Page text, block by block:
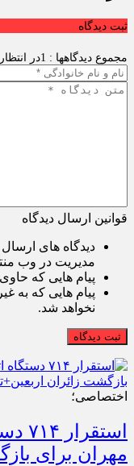
ثبت دیدگاه
مجموع دیدگاهها : 1 در
قوانین ارسال دیدگاه
دیدگاه های
مدیریت در وب
پیام هایی که
پیام هایی که به
نخواهد شد.
ثبت دیدگاه
اختصاصی؛
مهران برای